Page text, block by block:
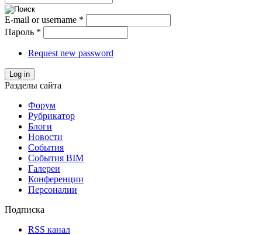
E-mail or username *
Пароль *
Request new password
Log in
Разделы сайта
Форум
Рубрикатор
Блоги
Новости
События
События BIM
Галереи
Конференции
Персоналии
Подписка
RSS канал